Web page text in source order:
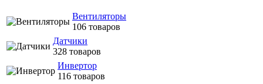
Вентиляторы
106 товаров
Датчики
328 товаров
Инвертор
116 товаров